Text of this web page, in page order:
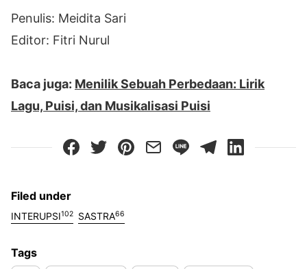
Penulis: Meidita Sari
Editor: Fitri Nurul
Baca juga: Menilik Sebuah Perbedaan: Lirik
Lagu, Puisi, dan Musikalisasi Puisi
Filed under
INTERUPSI102 SASTRA66
Tags